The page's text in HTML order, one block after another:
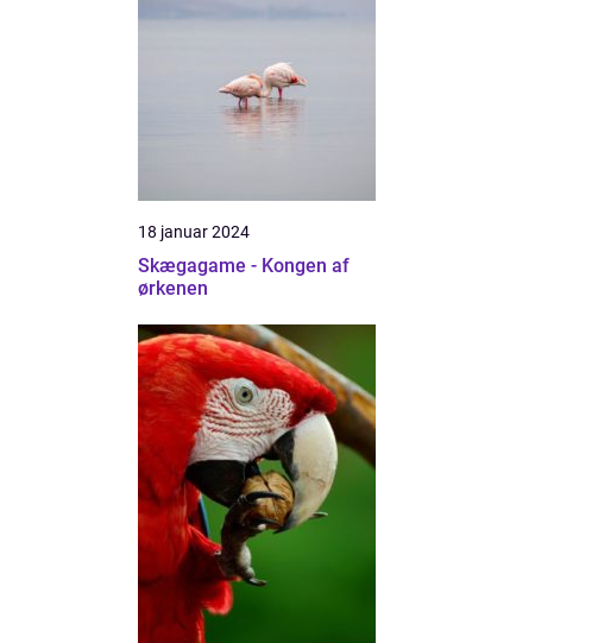
18 januar 2024
Skægagame - Kongen af
ørkenen